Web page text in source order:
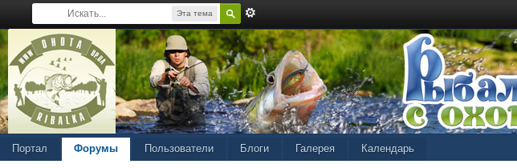
Эта тема
Портал Форумы Пользователи Блоги Галерея Календарь